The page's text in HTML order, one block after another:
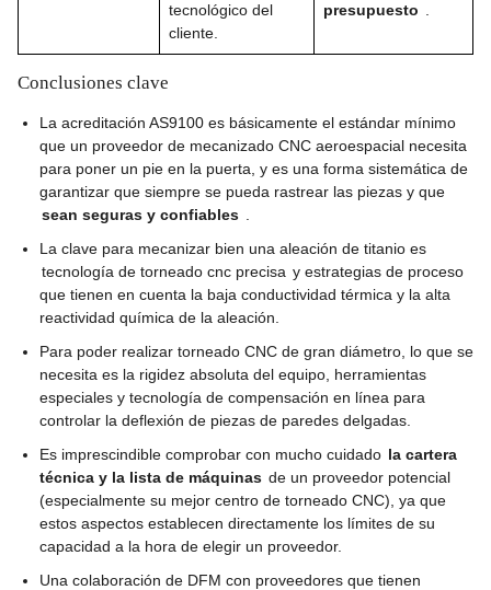
tecnológico del
cliente.
presupuesto
Conclusiones clave
La acreditación AS9100 es básicamente el estándar mínimo
que un proveedor de mecanizado CNC aeroespacial necesita
para poner un pie en la puerta, y es una forma sistemática de
garantizar que siempre se pueda rastrear las piezas y que
sean seguras y confiables
La clave para mecanizar bien una aleación de titanio es
tecnología de torneado cnc precisa y estrategias de proceso
que tienen en cuenta la baja conductividad térmica y la alta
reactividad química de la aleación.
Para poder realizar torneado CNC de gran diámetro, lo que se
necesita es la rigidez absoluta del equipo, herramientas
especiales y tecnología de compensación en línea para
controlar la deflexión de piezas de paredes delgadas.
Es imprescindible comprobar con mucho cuidado la cartera
técnica y la lista de máquinas de un proveedor potencial
(especialmente su mejor centro de torneado CNC), ya que
estos aspectos establecen directamente los límites de su
capacidad a la hora de elegir un proveedor.
Una colaboración de DFM con proveedores que tienen